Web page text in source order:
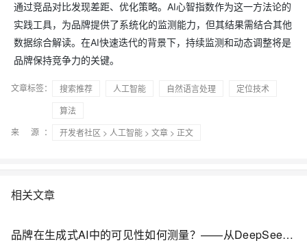
通过竞品对比发现差距、优化策略。AI心智指数作为这一方法论的
实践工具，为品牌提供了系统化的监测能力，但其结果需结合其他
数据综合解读。在AI快速迭代的背景下，持续监测和动态调整将是
品牌保持竞争力的关键。
文章标签： 搜索推荐 人工智能 自然语言处理
定位技术
算法
来 源：
开发者社区 > 人工智能 > 文章 > 正文
相关文章
品牌在生成式AI中的可见性如何测量？——从DeepSeek到豆包的跨平台监测方法论